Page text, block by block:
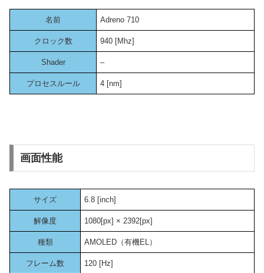
名前 Adreno 710
クロック数 940 [Mhz]
Shader –
プロセスルール 4 [nm]
画面性能
サイズ 6.8 [inch]
解像度 1080[px] × 2392[px]
種類 AMOLED（有機EL）
フレーム数 120 [Hz]